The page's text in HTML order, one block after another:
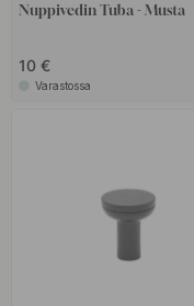
Nuppivedin Tuba - Musta
10 €
Varastossa